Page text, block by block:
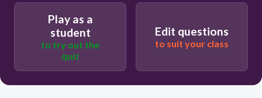
Play as a
student
to try out the
quiz
Edit questions
to suit your class